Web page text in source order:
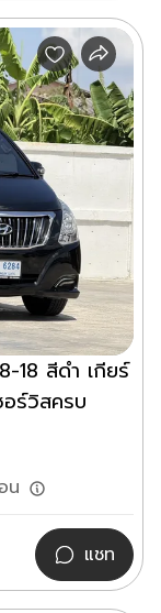
18 สีดำ เกียร์
ร์วิสครบ
น
แชท